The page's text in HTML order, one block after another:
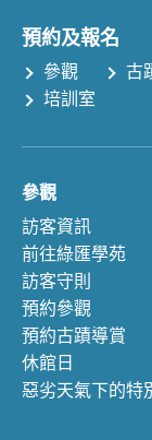
預約及報名
參觀 古
培訓室
參觀
訪客資訊
前往綠匯學苑
訪客守則
預約參觀
預約古蹟導賞
休館日
惡劣天氣下的特